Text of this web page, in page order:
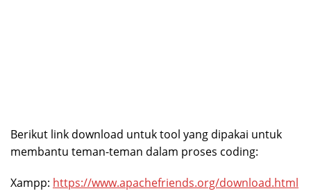
Berikut link download untuk tool yang dipakai untuk
membantu teman-teman dalam proses coding:
Xampp: https://www.apachefriends.org/download.html